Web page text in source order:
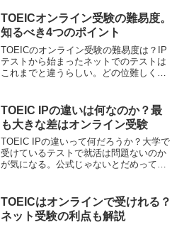
のパソコンの準備に関して解説します。
慣れるためのサイトもご紹介。
TOEICオンライン受験の難易度。
知るべき4つのポイント
TOEICのオンライン受験の難易度は？IP
テストから始まったネットでのテストは
これまでと違うらしい。どの位難しくな
の難易度を詳細に解説します。出題形式
の変更がインパクト大です。
TOEIC IPの違いは何なのか？最
も大きな差はオンライン受験
TOEIC IPの違いって何だろうか？大学で
受けているテストで就活は問題ないのか
が気になる。公式じゃないとだめって話
解説します。実はオンラインで受けられ
るのが最大のポイントなんですよ。
TOEICはオンラインで受けれる？
ネット受験の利点も解説